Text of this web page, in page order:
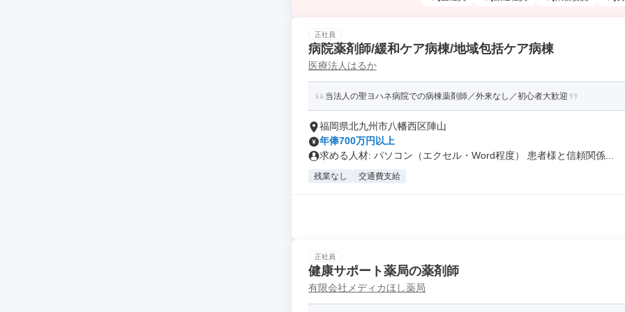
正社員
病院薬剤師/緩和ケア病棟/地域包括ケア病棟
医療法人はるか
当法人の聖ヨハネ病院での病棟薬剤師／外来なし／初心者大歓迎
福岡県北九州市八幡西区陣山
年俸700万円以上
求める人材: パソコン（エクセル・Word程度） 患者様と信頼関係...
残業なし 交通費支給
正社員
健康サポート薬局の薬剤師
有限会社メディカほし薬局